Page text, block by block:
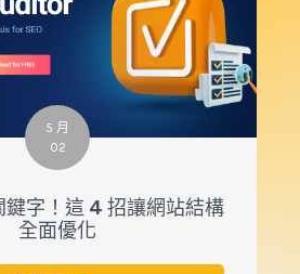
5 月
02
鍵字！這 4 招讓網站結構
全面優化